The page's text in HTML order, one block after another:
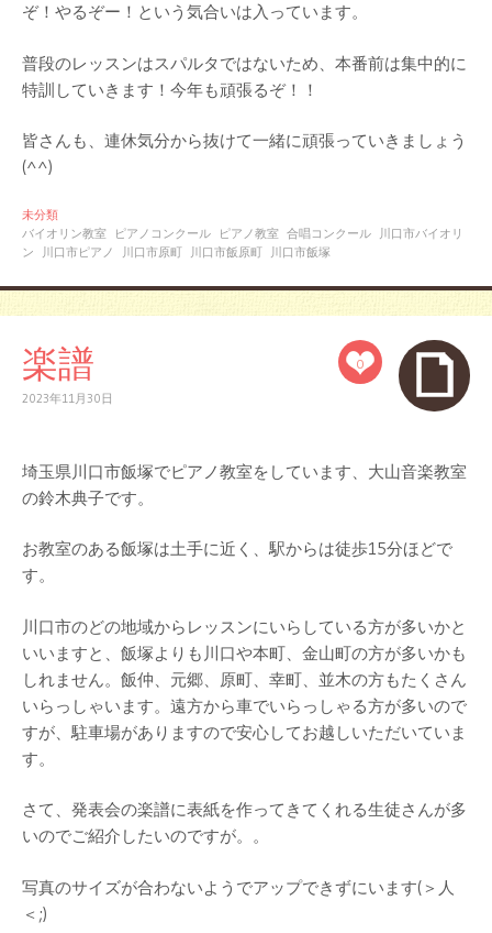
ぞ！やるぞー！という気合いは入っています。
普段のレッスンはスパルタではないため、本番前は集中的に
特訓していきます！今年も頑張るぞ！！
皆さんも、連休気分から抜けて一緒に頑張っていきましょう
(^^)
未分類
バイオリン教室
ピアノコンクール ピアノ教室 合唱コンクール
川口市バイオリ
ン
川口市ピアノ 川口市原町 川口市飯原町 川口市飯塚
0
楽譜
2023年11月30日
埼玉県川口市飯塚でピアノ教室をしています、大山音楽教室
の鈴木典子です。
お教室のある飯塚は土手に近く、駅からは徒歩15分ほどで
す。
川口市のどの地域からレッスンにいらしている方が多いかと
いいますと、飯塚よりも川口や本町、金山町の方が多いかも
しれません。飯仲、元郷、原町、幸町、並木の方もたくさん
いらっしゃいます。遠方から車でいらっしゃる方が多いので
すが、駐車場がありますので安心してお越しいただいていま
す。
さて、発表会の楽譜に表紙を作ってきてくれる生徒さんが多
いのでご紹介したいのですが。。
写真のサイズが合わないようでアップできずにいます(＞人
＜;)